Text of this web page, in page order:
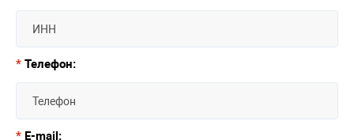
* Телефон:
* E-mail: